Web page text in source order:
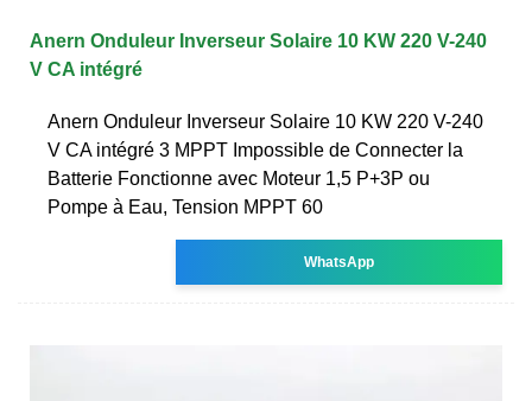
Anern Onduleur Inverseur Solaire 10 KW 220 V-240
V CA intégré
Anern Onduleur Inverseur Solaire 10 KW 220 V-240
V CA intégré 3 MPPT Impossible de Connecter la
Batterie Fonctionne avec Moteur 1,5 P+3P ou
Pompe à Eau, Tension MPPT 60
WhatsApp